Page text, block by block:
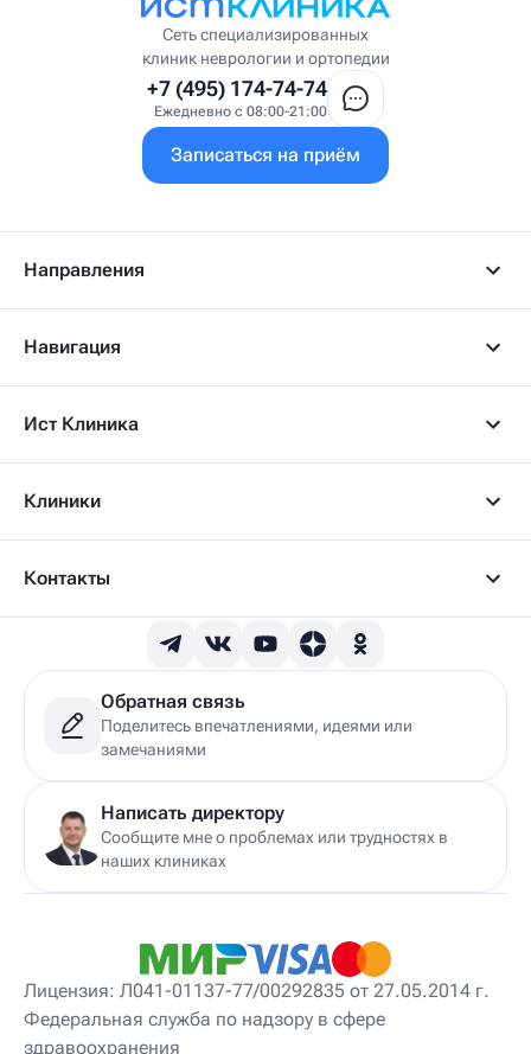
Врач первичного приёма
Гастроэнтеролог-гепатолог
Гериатр
Гинеколог
Гирудолог
Дерматовенеролог
Детский вертебролог
Детский врач УЗИ
Детский гепатолог
Детский гинеколог
Детский гинеколог-эндокринолог
Детский гирудотерапевт
Детский дерматовенеролог
Детский дерматолог
Детский диетолог
Детский инструктор ЛФК
Детский кинезиолог
Детский консультирующий врач ЛФК
Детский мануальный терапевт
Детский массажист
Детский невропатолог
Детский нейропсихолог
Детский нутрициолог
Детский ортопед
Детский остеопат
Сеть специализированных
клиник неврологии и ортопедии
+7 (495) 174-74-74
Ежедневно с 08:00-21:00
Записаться на приём
Направления
Навигация
Ист Клиника
Клиники
Контакты
Обратная связь
Поделитесь впечатлениями, идеями или
замечаниями
Написать директору
Сообщите мне о проблемах или трудностях в
наших клиниках
Лицензия: Л041-01137-77/00292835 от 27.05.2014 г.
Федеральная служба по надзору в сфере
здравоохранения